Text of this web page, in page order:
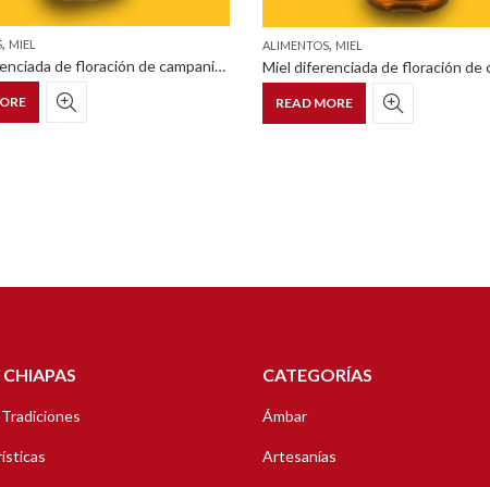
, MIEL
Miel diferenciada de floración de campanita frasco pet con tapa dosificadora en forma de osito 325g
ALIMENTOS, MIEL
READ MORE
CATEGORÍAS
Ámbar
Artesanías